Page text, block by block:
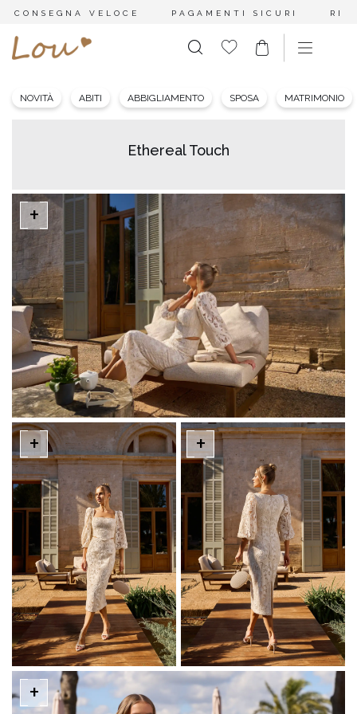
CONSEGNA VELOCE PAGAMENTI SICURI
NOVITÀ ABITI ABBIGLIAMENTO SPOSA MATRIMONIO
Ethereal Touch
+
+ +
+